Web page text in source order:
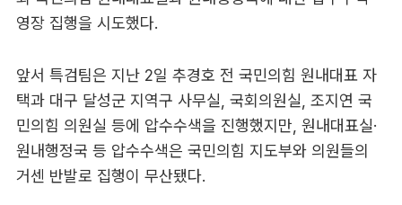
영장 집행을 시도했다.
앞서 특검팀은 지난 2일 추경호 전 국민의힘 원내대표 자
택과 대구 달성군 지역구 사무실, 국회의원실, 조지연 국
민의힘 의원실 등에 압수수색을 진행했지만, 원내대표실·
원내행정국 등 압수수색은 국민의힘 지도부와 의원들의
거센 반발로 집행이 무산됐다.